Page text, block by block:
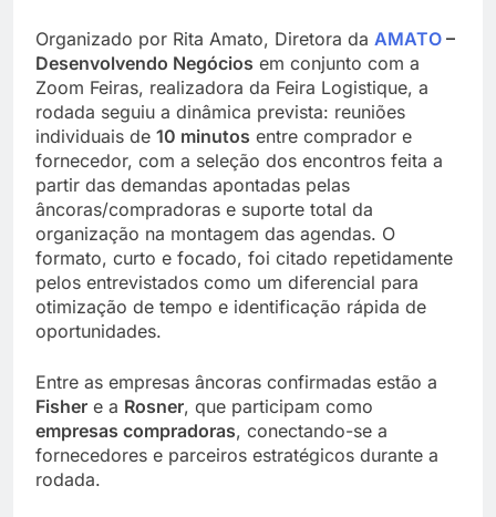
Organizado por Rita Amato, Diretora da AMATO –
Desenvolvendo Negócios em conjunto com a
Zoom Feiras, realizadora da Feira Logistique, a
rodada seguiu a dinâmica prevista: reuniões
individuais de 10 minutos entre comprador e
fornecedor, com a seleção dos encontros feita a
partir das demandas apontadas pelas
âncoras/compradoras e suporte total da
organização na montagem das agendas. O
formato, curto e focado, foi citado repetidamente
pelos entrevistados como um diferencial para
otimização de tempo e identificação rápida de
oportunidades.
Entre as empresas âncoras confirmadas estão a
Fisher e a Rosner, que participam como
empresas compradoras, conectando-se a
fornecedores e parceiros estratégicos durante a
rodada.